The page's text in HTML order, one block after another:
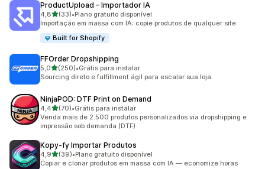
ProductUpload – Importador IA
4,8de 5 estrelas
(33)
33 avaliações ao todo
•Plano gratuito disponível
Importação em massa com IA: copie produtos de qualquer site
Built for Shopify
FFOrder Dropshipping
5,0de 5 estrelas
(250)
250 avaliações ao todo
•Grátis para instalar
Sourcing direto e fulfillment ágil para escalar sua loja.
NinjaPOD: DTF Print on Demand
4,4de 5 estrelas
(70)
70 avaliações ao todo
•Grátis para instalar
Venda mais de 2.500 produtos personalizados via dropshipping e
impressão sob demanda (DTF)
Kopy‑fy Importar Produtos
4,9de 5 estrelas
(39)
39 avaliações ao todo
•Plano gratuito disponível
Copiar e clonar produtos em massa com IA — economize horas